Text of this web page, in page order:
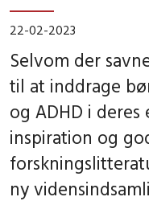
22-02-2023
Selvom der
til at inddrage
og ADHD i
inspiration og
ny